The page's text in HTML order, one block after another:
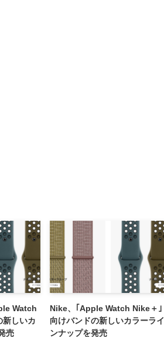
Watch
新しいカ
売
Nike、｢Apple Watch Nike＋｣
向けバンドの新しいカラーライ
ンナップを発売